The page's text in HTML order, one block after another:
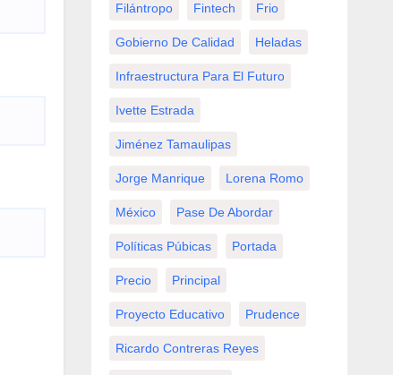
Filántropo Fintech Frio
Gobierno De Calidad Heladas
Infraestructura Para El Futuro
Ivette Estrada
Jiménez Tamaulipas
Jorge Manrique Lorena Romo
México Pase De Abordar
Políticas Púbicas Portada
Precio Principal
Proyecto Educativo Prudence
Ricardo Contreras Reyes